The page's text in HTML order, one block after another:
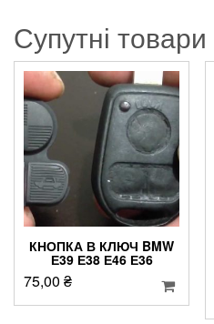
Супутні товари
КНОПКА В КЛЮЧ BMW
Е39 Е38 Е46 Е36
75,00 ₴